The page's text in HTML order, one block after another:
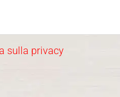
sulla privacy